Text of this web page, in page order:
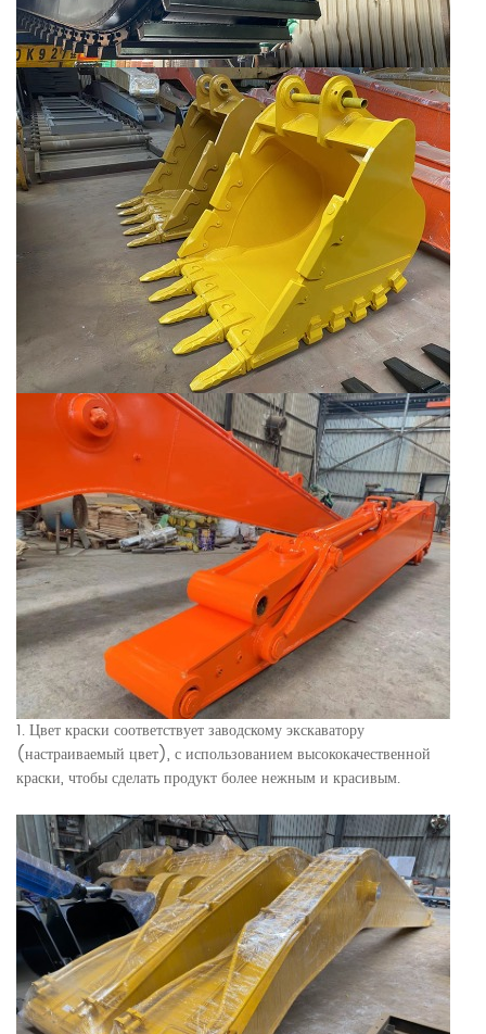
1. Цвет краски соответствует заводскому экскаватору
(настраиваемый цвет), с использованием высококачественной
краски, чтобы сделать продукт более нежным и красивым.